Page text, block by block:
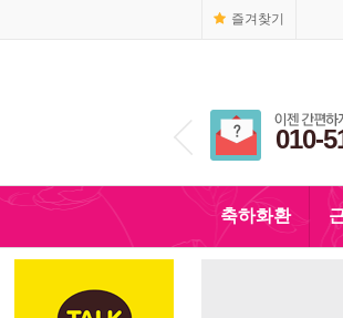
즐겨찾기
1666-4090 010-
축하화환